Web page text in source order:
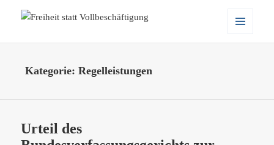
Freiheit statt Vollbeschäftigung
Kategorie:Regelleistungen
Urteil des